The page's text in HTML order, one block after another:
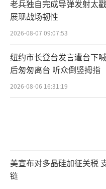
了两岸舆论场，更
陆的发展将成为台
得越来越多人的认
族，共同的血脉和
这个基础上，强强
期待。无论政治风
丽文称大陆会成我
来。
老兵独自完成导弹发射太
展现战场韧性
2026-08-07 09:07:53
纽约市长登台发言遭台下
后匆匆离台 听众倒竖拇指
2026-08-06 16:31:19
美宣布对多晶硅加征关税
链